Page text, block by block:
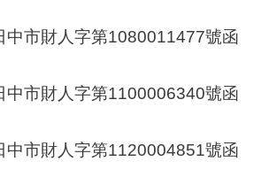
中市財人字第1080011477號函
中市財人字第1100006340號函
中市財人字第1120004851號函